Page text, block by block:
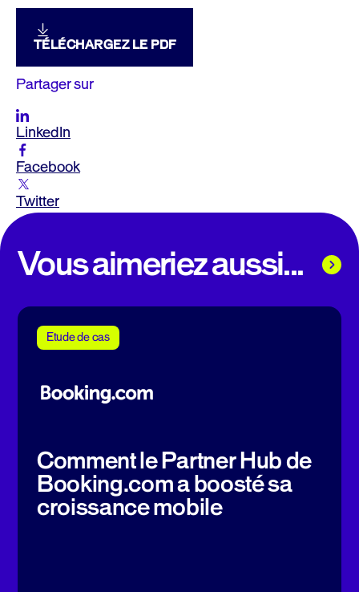
TÉLÉCHARGEZ LE PDF
Partager sur
LinkedIn
Facebook
Twitter
Vous aimeriez aussi...
Etude de cas
Comment le Partner Hub de
Booking.com a boosté sa
croissance mobile